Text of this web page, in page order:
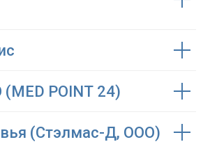
POINT 24)
(Стэлмас-Д, ООО)